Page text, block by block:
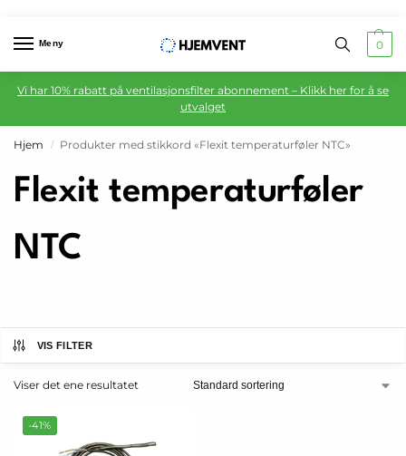
Meny 0
Vi har 10% rabatt på ventilasjonsfilter abonnement – Klikk her for å se
utvalget
Hjem / Produkter med stikkord «Flexit temperaturføler NTC»
Flexit temperaturføler
NTC
VIS FILTER
Viser det ene resultatet
-41%